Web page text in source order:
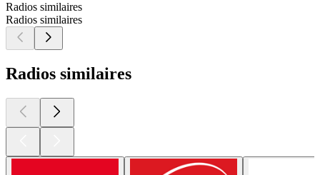
Radios similaires
Radios similaires
Radios similaires